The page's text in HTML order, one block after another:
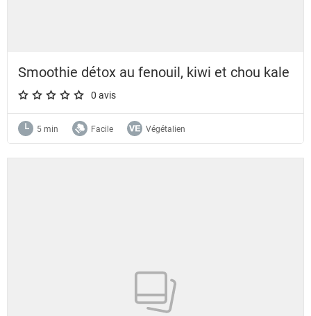
Smoothie détox au fenouil, kiwi et chou kale
A star rating of 0 out of 5.
0 avis
5 min Facile Végétalien